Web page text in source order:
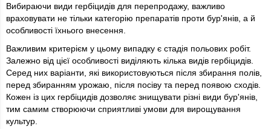
Вибираючи види гербіцидів для перепродажу, важливо
враховувати не тільки категорію препаратів проти бур'янів, а й
особливості їхнього внесення.
Важливим критерієм у цьому випадку є стадія польових робіт.
Залежно від цієї особливості виділяють кілька видів гербіцидів.
Серед них варіанти, які використовуються після збирання полів,
перед збиранням урожаю, після посіву та перед появою сходів.
Кожен із цих гербіцидів дозволяє знищувати різні види бур'янів,
тим самим створюючи сприятливі умови для вирощування
культур.